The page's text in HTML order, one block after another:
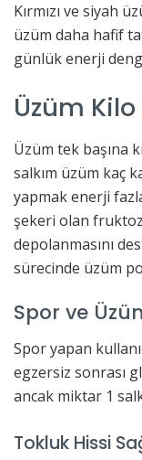
Kırmızı ve siyah
üzüm daha hafif
günlük enerji
Üzüm Kilo
Üzüm tek başına
salkım üzüm kaç
yapmak enerji
şekeri olan
depolanmasını
sürecinde üzüm
Spor ve
Spor yapan
egzersiz sonrası
ancak miktar 1
Tokluk Hissi